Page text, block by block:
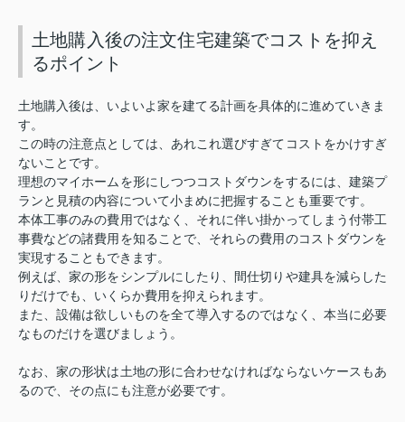
土地購入後の注文住宅建築でコストを抑え
るポイント
土地購入後は、いよいよ家を建てる計画を具体的に進めていきま
す。
この時の注意点としては、あれこれ選びすぎてコストをかけすぎ
ないことです。
理想のマイホームを形にしつつコストダウンをするには、建築プ
ランと見積の内容について小まめに把握することも重要です。
本体工事のみの費用ではなく、それに伴い掛かってしまう付帯工
事費などの諸費用を知ることで、それらの費用のコストダウンを
実現することもできます。
例えば、家の形をシンプルにしたり、間仕切りや建具を減らした
りだけでも、いくらか費用を抑えられます。
また、設備は欲しいものを全て導入するのではなく、本当に必要
なものだけを選びましょう。
なお、家の形状は土地の形に合わせなければならないケースもあ
るので、その点にも注意が必要です。